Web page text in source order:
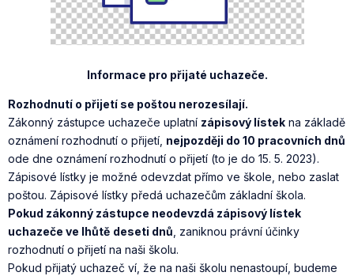
Informace pro přijaté uchazeče.
Rozhodnutí o přijetí se poštou nerozesílají.
Zákonný zástupce uchazeče uplatní zápisový lístek na základě
oznámení rozhodnutí o přijetí, nejpozději do 10 pracovních dnů
ode dne oznámení rozhodnutí o přijetí (to je do 15. 5. 2023).
Zápisové lístky je možné odevzdat přímo ve škole, nebo zaslat
poštou. Zápisové lístky předá uchazečům základní škola.
Pokud zákonný zástupce neodevzdá zápisový lístek
uchazeče ve lhůtě deseti dnů , zaniknou právní účinky
rozhodnutí o přijetí na naši školu.
Pokud přijatý uchazeč ví, že na naši školu nenastoupí, budeme